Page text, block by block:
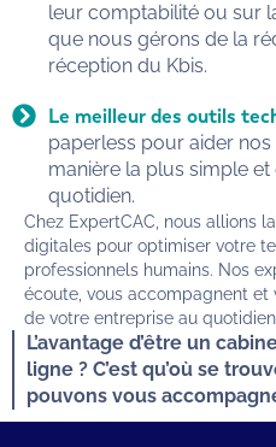
leur comptabilité ou sur
que nous gérons de la
réception du Kbis.
Le meilleur des outils
paperless pour aider
manière la plus simple
quotidien.
Chez ExpertCAC, nous allions
digitales pour optimiser votre
professionnels humains. Nos
écoute, vous accompagnent
de votre entreprise au
L’avantage d’être un
ligne ? C’est qu’où se
pouvons vous